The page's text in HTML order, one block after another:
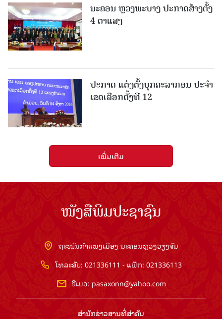
ນະຄອນ ຫຼວງພະບາງ ປະ​ກາດ​ສ້າງ​ຕັ້ງ
4 ຕາແສງ
ປະກາດ ແຕ່ງຕັ້ງບຸກຄະລາກອນ ປະຈໍາ
ເຂດເລືອກຕັ້ງທີ 12
ເພີ່ມເຕີມ
ໜັງສືພິມປະຊາຊົນ
ຖະໜົນກຳແພງເມືອງ ນະຄອນຫຼວງວຽງຈັນ
ໂທລະສັບ: 021336111 - ແຟັກ: 021336113
ອີເມວ: pasaxonn@yahoo.com
ສຳ​ນັກ​ຂ່າວ​ສານ​ທີ່​ສຳ​ຄັນ​